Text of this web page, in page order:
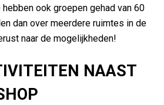
ook groepen gehad van 60
dan over meerdere ruimtes in de
naar de mogelijkheden!
NAAST